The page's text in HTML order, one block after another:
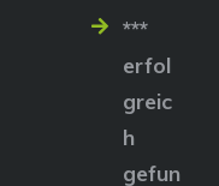
***
erfol
greic
h
gefun